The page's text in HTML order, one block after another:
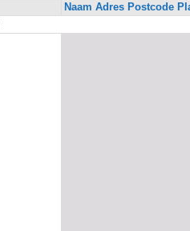
Naam Adres Postcode